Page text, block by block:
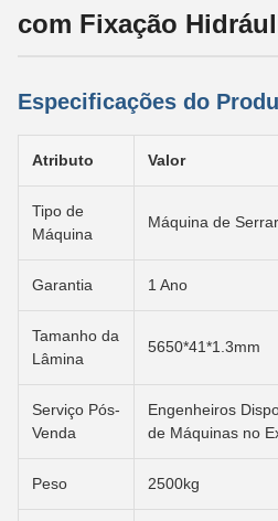
com Fixação
Especificações do
Atributo Valor
Tipo de
Máquina
Máquina de
Garantia 1 Ano
Tamanho da
Lâmina
5650*41*1.3mm
Serviço Pós-
Venda
Engenheiros
de Máquinas no
Peso 2500kg